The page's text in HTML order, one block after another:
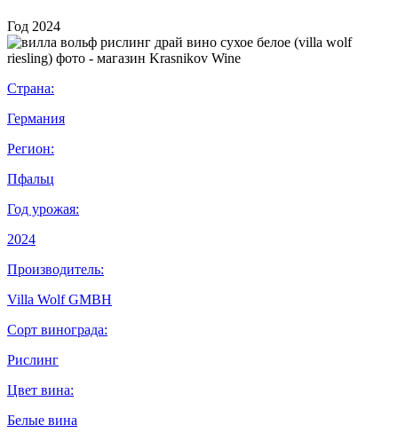
Год 2024
Страна:
Германия
Регион:
Пфальц
Год урожая:
2024
Производитель:
Villa Wolf GMBH
Сорт винограда:
Рислинг
Цвет вина:
Белые вина